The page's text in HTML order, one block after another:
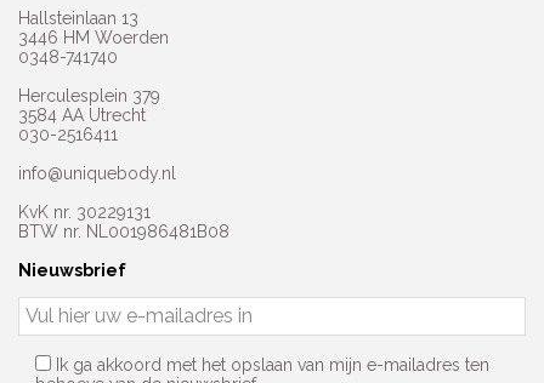
Hallsteinlaan 13
3446 HM Woerden
0348-741740
Herculesplein 379
3584 AA Utrecht
030-2516411
info@uniquebody.nl
KvK nr. 30229131
BTW nr. NL001986481B08
Nieuwsbrief
Ik ga akkoord met het opslaan van mijn e-mailadres ten